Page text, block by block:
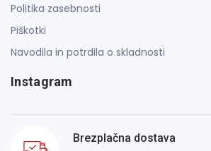
Politika zasebnosti
Piškotki
Navodila in potrdila o skladnosti
Instagram
Brezplačna dostava